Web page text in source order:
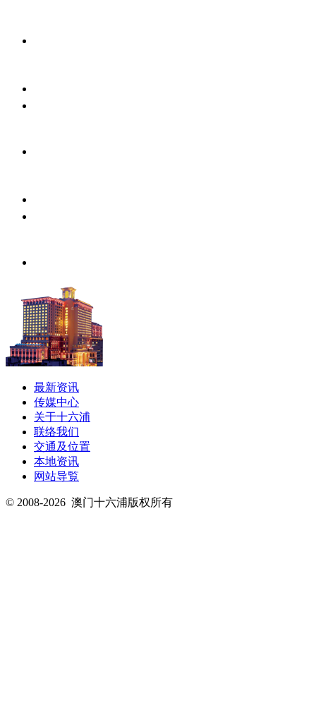
最新资讯
传媒中心
关于十六浦
联络我们
交通及位置
本地资讯
网站导覧
© 2008-2026 澳门十六浦版权所有